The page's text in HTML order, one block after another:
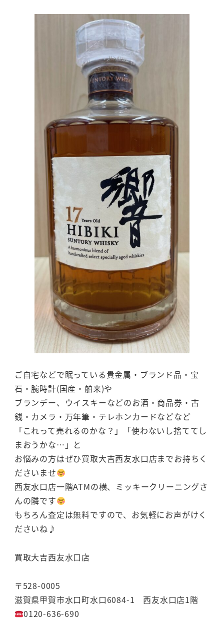
ご自宅などで眠っている貴金属・ブランド品・宝
石・腕時計(国産・舶来)や
ブランデー、ウイスキーなどのお酒・商品券・古
銭・カメラ・万年筆・テレホンカードなどなど
「これって売れるのかな？」「使わないし捨ててし
まおうかな…」と
お悩みの方はぜひ買取大吉西友水口店までお持ちく
ださいませ
西友水口店一階ATMの横、ミッキークリーニングさ
んの隣です
もちろん査定は無料ですので、お気軽にお声がけく
ださいね♪
買取大吉西友水口店
〒528-0005
滋賀県甲賀市水口町水口6084-1 西友水口店1階
0120-636-690